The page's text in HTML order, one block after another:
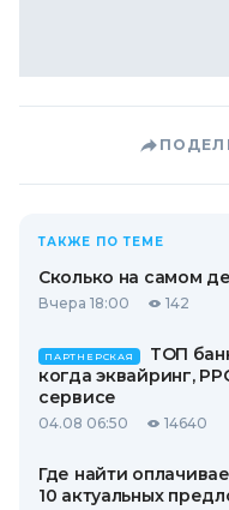
ТАКЖЕ ПО ТЕМЕ
Сколько на самом
Вчера 18:00 142
ПАРТНЕРСКАЯ
ТОП
когда эквайринг,
сервисе
04.08 06:50 14640
Где найти
10 актуальных